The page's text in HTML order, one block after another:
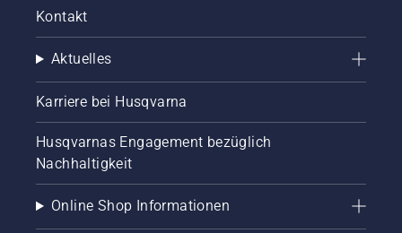
Kontakt
Aktuelles
Karriere bei Husqvarna
Husqvarnas Engagement bezüglich
Nachhaltigkeit
Online Shop Informationen